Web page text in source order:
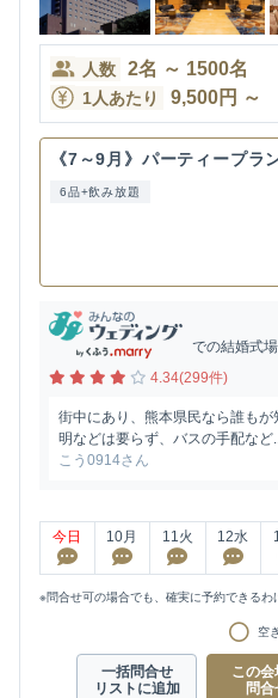
人数 2名 ～ 1500名
1人あたり 9,500円 ～
《7～9月》パーティープラ
6品+飲み放題
での結婚式
4.34(299件)
街中にあり、熊本県民なら誰も
明などは要らず、バスの手配など
こう0914さん
今日 10月 11火 12水
※問合せ可の場合でも、確実に予約できるわ
空
一括問合せ
リストに追加
この会
問合